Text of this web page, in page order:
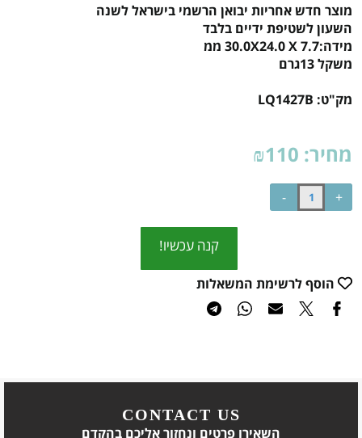
מוצר חדש אחריות יבואן הרשמי בישראל לשנה
השעון לשטיפת ידיים בלבד
מידה:30.0X24.0 X 7.7 ממ
משקל 13גרם
מק"ט: LQ1427B
מחיר: ₪110
קנה עכשיו!
הוסף לרשימת המשאלות
CONTACT US
השאירו פרטים ונחזור אליכם בהקדם